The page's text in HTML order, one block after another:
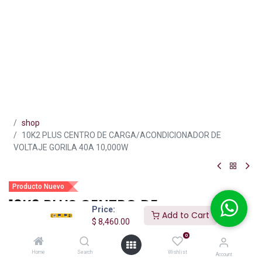
Price:
$ 8,460.00
Add to Cart
Home Search
0
Wishlist Account
shop
10K2 PLUS CENTRO DE CARGA/ACONDICIONADOR DE
VOLTAJE GORILA 40A 10,000W
Producto Nuevo
10K2 PLUS CENTRO DE
CARGA/ACONDICIONADOR DE
VOLTAJE GORILA 40A 10,000W
(0 reseña)